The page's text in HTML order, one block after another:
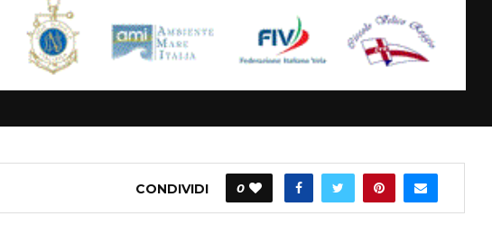
CONDIVIDI 0